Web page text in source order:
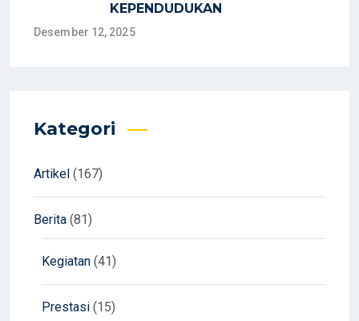
KEPENDUDUKAN
Desember 12, 2025
Kategori
Artikel (167)
Berita (81)
Kegiatan (41)
Prestasi (15)